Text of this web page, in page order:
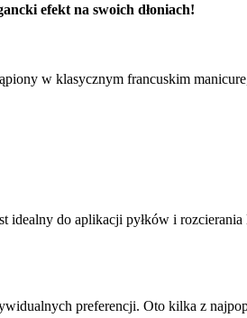
efekt na swoich dłoniach!
w klasycznym francuskim
idealny do aplikacji pyłków i
preferencji. Oto kilka z